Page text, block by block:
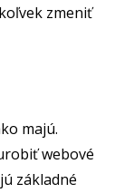
zmeniť
majú.
webové
základné